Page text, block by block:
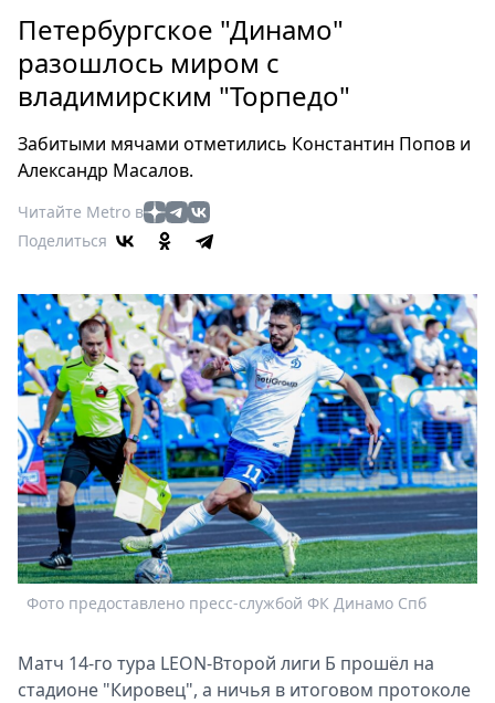
Россия
Мир
Здоровье
Туризм
Мода
Театр
Кино
Книги
Выставки
Пресс-
релизы
О
Metro
Стримы
Спецпроекты
Звезды
Выборы
2026
Петербургское "Динамо"
разошлось миром с
владимирским "Торпедо"
Забитыми мячами отметились Константин Попов и
Александр Масалов.
Читайте Metro в
Поделиться
Фото предоставлено пресс-службой ФК Динамо Спб
Матч 14-го тура LEON-Второй лиги Б прошёл на
стадионе "Кировец", а ничья в итоговом протоколе